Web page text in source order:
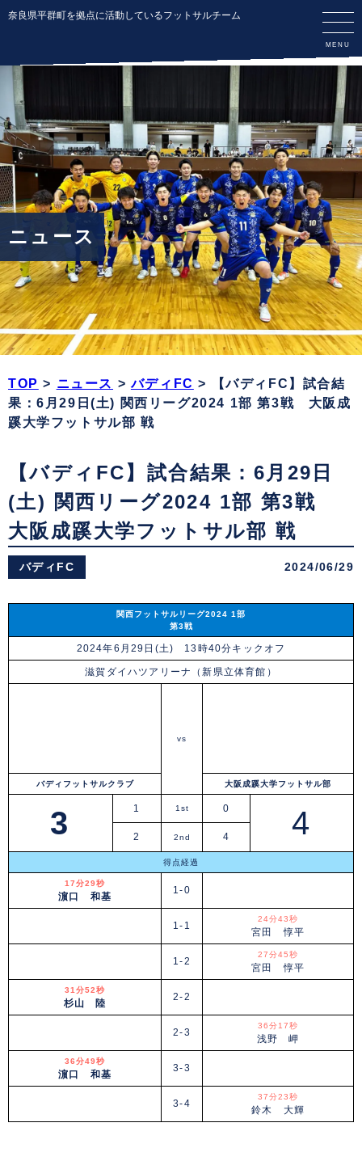
奈良県平群町を拠点に活動しているフットサルチーム
ニュース
TOP > ニュース >バディFC >
【バディFC】試合結
果：6月29日(土) 関西リーグ2024 1部 第3戦 大阪成
蹊大学フットサル部 戦
【バディFC】試合結果：6月29日
(土) 関西リーグ2024 1部 第3戦
大阪成蹊大学フットサル部 戦
バディFC 2024/06/29
関西フットサルリーグ2024 1部
第3戦
2024年6月29日(土) 13時40分キックオフ
滋賀ダイハツアリーナ（新県立体育館）
vs
バディフットサルクラブ 大阪成蹊大学フットサル部
3 1 1st 0 4
2 2nd 4
得点経過
17分29秒
濵口 和基
1-0
1-1
24分43秒
宮田 惇平
1-2
27分45秒
宮田 惇平
31分52秒
杉山 陸
2-2
2-3
36分17秒
浅野 岬
36分49秒
濵口 和基
3-3
3-4
37分23秒
鈴木 大輝